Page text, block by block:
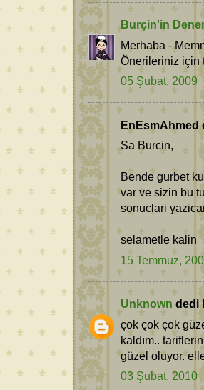
Burçin'in
Merhaba -
Önerileriniz için
05 Şubat, 2009
EnEsmAhmed
Sa Burcin,
Bende gurbet
var ve sizin bu
sonuclari
selametle kalin
15 Temmuz,
Unknown dedi
çok çok çok
kaldım..
güzel oluyor.
03 Şubat, 2010